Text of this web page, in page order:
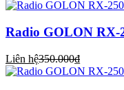
Radio GOLON RX-
Liên hệ350.000₫